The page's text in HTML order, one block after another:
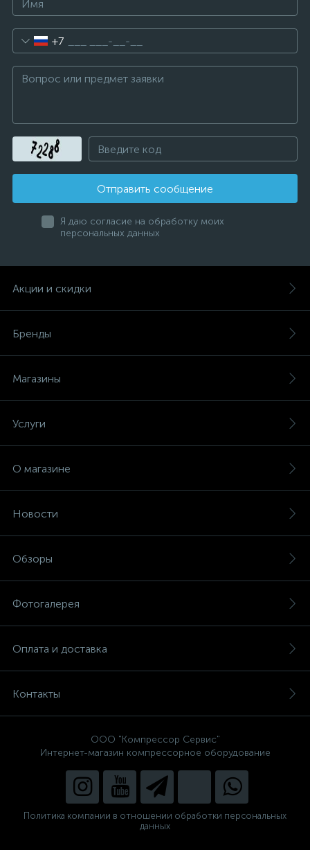
+7
Отправить сообщение
Я даю согласие на обработку моих
персональных данных
Акции и скидки
Бренды
Магазины
Услуги
О магазине
Новости
Обзоры
Фотогалерея
Оплата и доставка
Контакты
ООО "Компрессор Сервис"
Интернет-магазин компрессорное оборудование
Политика компании в отношении обработки персональных
данных